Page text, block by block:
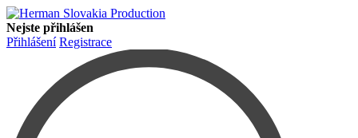
Nejste přihlášen
Přihlášení Registrace